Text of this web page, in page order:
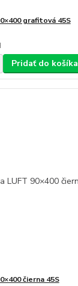
grafitová 45S
Pridať do košíka
čierna 45S